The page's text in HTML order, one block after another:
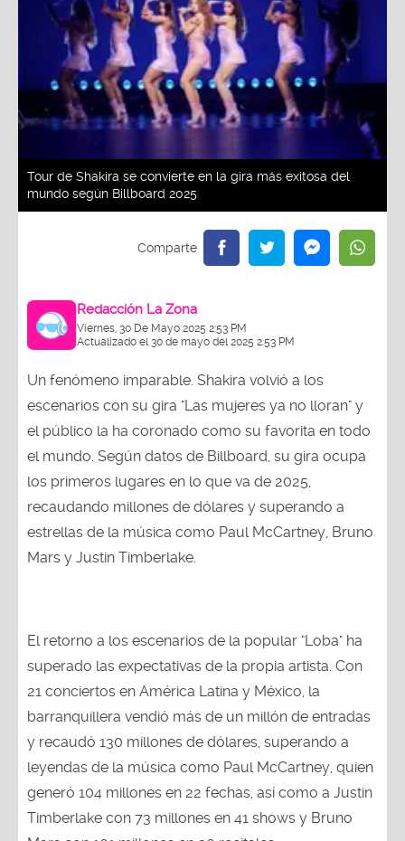
Tour de Shakira se convierte en la gira más exitosa del
mundo según Billboard 2025
Redacción La Zona
Viernes, 30 De Mayo 2025 2:53 PM
Actualizado el 30 de mayo del 2025 2:53 PM
Un fenómeno imparable. Shakira volvió a los
escenarios con su gira "Las mujeres ya no lloran" y
el público la ha coronado como su favorita en todo
el mundo. Según datos de Billboard, su gira ocupa
los primeros lugares en lo que va de 2025,
recaudando millones de dólares y superando a
estrellas de la música como Paul McCartney, Bruno
Mars y Justin Timberlake.
El retorno a los escenarios de la popular "Loba" ha
superado las expectativas de la propia artista. Con
21 conciertos en América Latina y México, la
barranquillera vendió más de un millón de entradas
y recaudó 130 millones de dólares, superando a
leyendas de la música como Paul McCartney, quien
generó 104 millones en 22 fechas, así como a Justin
Timberlake con 73 millones en 41 shows y Bruno